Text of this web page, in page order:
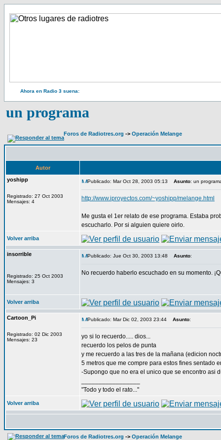
Ahora en Radio 3 suena:
un programa
Foros de Radiotres.org -> Operación Melange
Autor
yoshipp
Registrado: 27 Oct 2003
Mensajes: 4
Publicado: Mar Oct 28, 2003 05:13 Asunto: un
http://www.iproyectos.com/~yoshipp/melange.html
Me gusta el 1er relato de ese programa. Estaba
escucharlo. Por si alguien quiere oirlo.
Volver arriba
insorrible
Registrado: 25 Oct 2003
Mensajes: 3
Publicado: Jue Oct 30, 2003 13:48 Asunto:
No recuerdo haberlo escuchado en su momento.
Volver arriba
Cartoon_Pi
Registrado: 02 Dic 2003
Mensajes: 23
Publicado: Mar Dic 02, 2003 23:44 Asunto:
yo si lo recuerdo..... dios...
recuerdo los pelos de punta
y me recuerdo a las tres de la mañana (edicion
5 metros que me compre para estos fines sentado
-Supongo que no era el unico que se encontro asi
"Todo y todo el rato..."
Volver arriba
Foros de Radiotres.org -> Operación Melange